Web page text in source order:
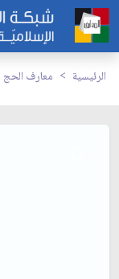
الرئيسية معارف الحج